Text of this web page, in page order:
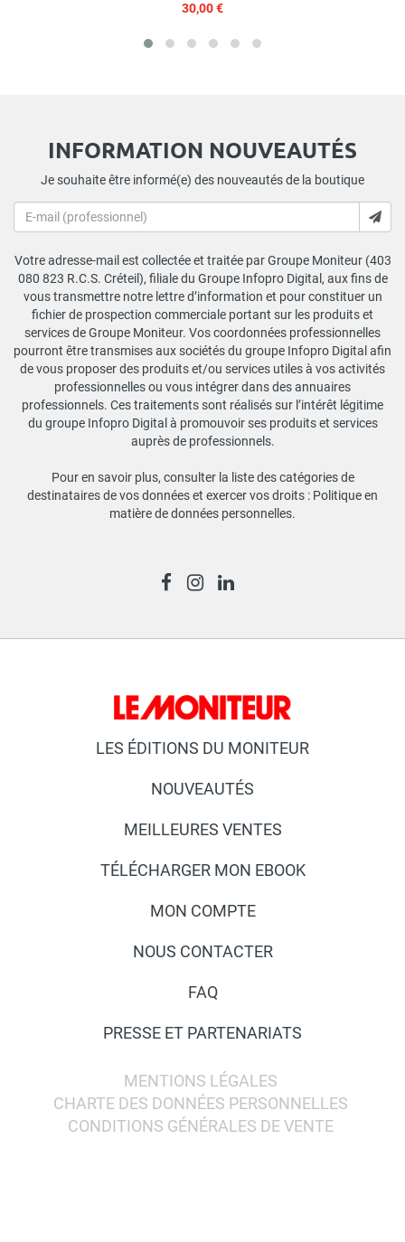
30,00 €
INFORMATION NOUVEAUTÉS
Je souhaite être informé(e) des nouveautés de la boutique
Votre adresse-mail est collectée et traitée par Groupe Moniteur (403
080 823 R.C.S. Créteil), filiale du Groupe Infopro Digital, aux fins de
vous transmettre notre lettre d’information et pour constituer un
fichier de prospection commerciale portant sur les produits et
services de Groupe Moniteur. Vos coordonnées professionnelles
pourront être transmises aux sociétés du groupe Infopro Digital afin
de vous proposer des produits et/ou services utiles à vos activités
professionnelles ou vous intégrer dans des annuaires
professionnels. Ces traitements sont réalisés sur l’intérêt légitime
du groupe Infopro Digital à promouvoir ses produits et services
auprès de professionnels.
Pour en savoir plus, consulter la liste des catégories de
destinataires de vos données et exercer vos droits : Politique en
matière de données personnelles.
LES ÉDITIONS DU MONITEUR
NOUVEAUTÉS
MEILLEURES VENTES
TÉLÉCHARGER MON EBOOK
MON COMPTE
NOUS CONTACTER
FAQ
PRESSE ET PARTENARIATS
MENTIONS LÉGALES
CHARTE DES DONNÉES PERSONNELLES
CONDITIONS GÉNÉRALES DE VENTE